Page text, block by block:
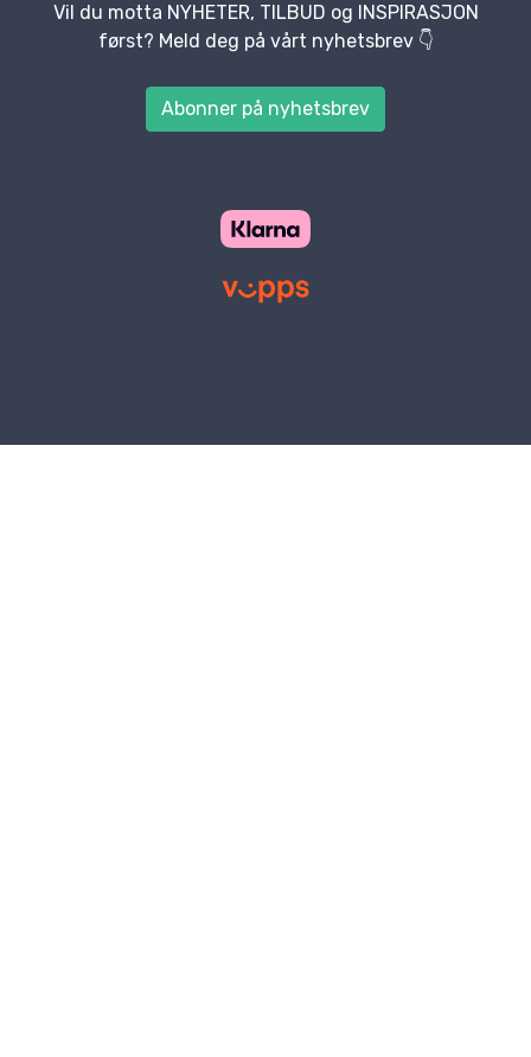
Vil du motta NYHETER, TILBUD og INSPIRASJON
først? Meld deg på vårt nyhetsbrev 👇
Abonner på nyhetsbrev